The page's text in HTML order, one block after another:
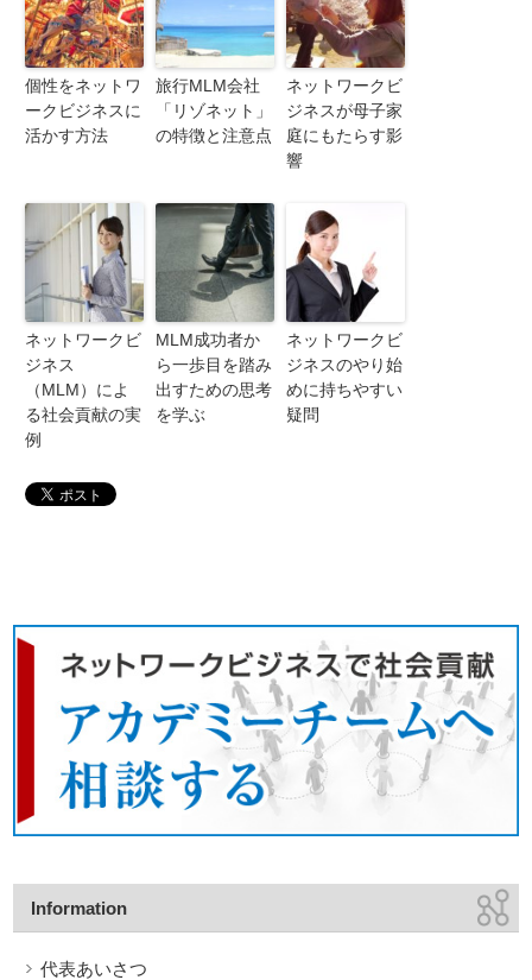
個性をネットワ
ークビジネスに
活かす方法
旅行MLM会社
「リゾネット」
の特徴と注意点
ネットワークビ
ジネスが母子家
庭にもたらす影
響
ネットワークビ
ジネス
（MLM）によ
る社会貢献の実
例
MLM成功者か
ら一歩目を踏み
出すための思考
を学ぶ
ネットワークビ
ジネスのやり始
めに持ちやすい
疑問
Information
代表あいさつ